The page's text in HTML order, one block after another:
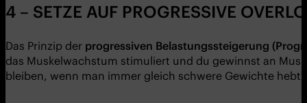
4 – SETZE AUF PROGRESSIVE
Das Prinzip der progressiven Belastungssteigerung
das Muskelwachstum stimuliert und du gewinnst an
bleiben, wenn man immer gleich schwere Gewichte